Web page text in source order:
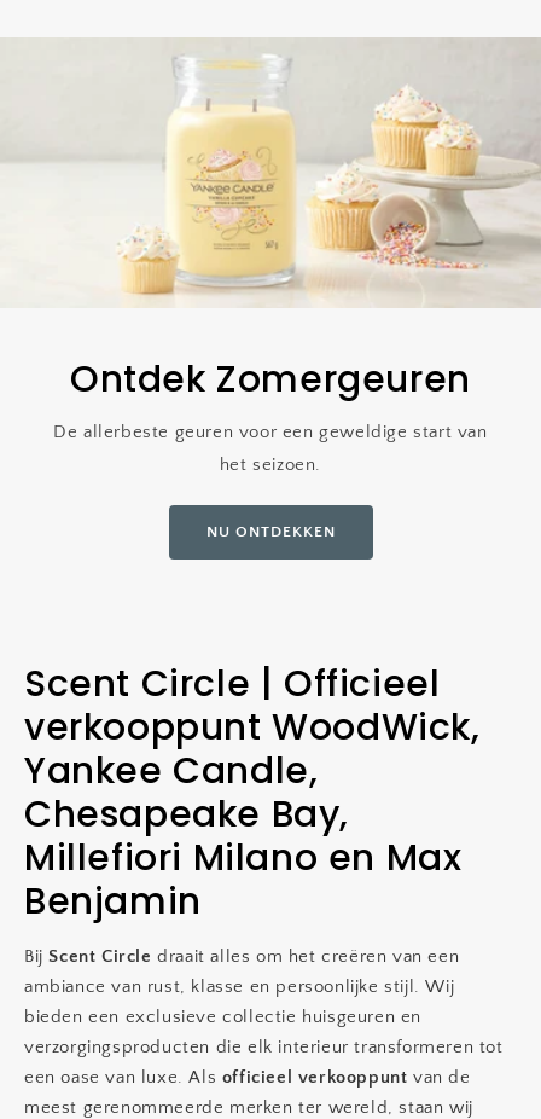
Ontdek Zomergeuren
De allerbeste geuren voor een geweldige start van
het seizoen.
NU ONTDEKKEN
Scent Circle | Officieel
verkooppunt WoodWick,
Yankee Candle,
Chesapeake Bay,
Millefiori Milano en Max
Benjamin
BijScent Circle draait alles om het creëren van een
ambiance van rust, klasse en persoonlijke stijl. Wij
bieden een exclusieve collectie huisgeuren en
verzorgingsproducten die elk interieur transformeren tot
een oase van luxe. Als officieel verkooppunt van de
meest gerenommeerde merken ter wereld, staan wij